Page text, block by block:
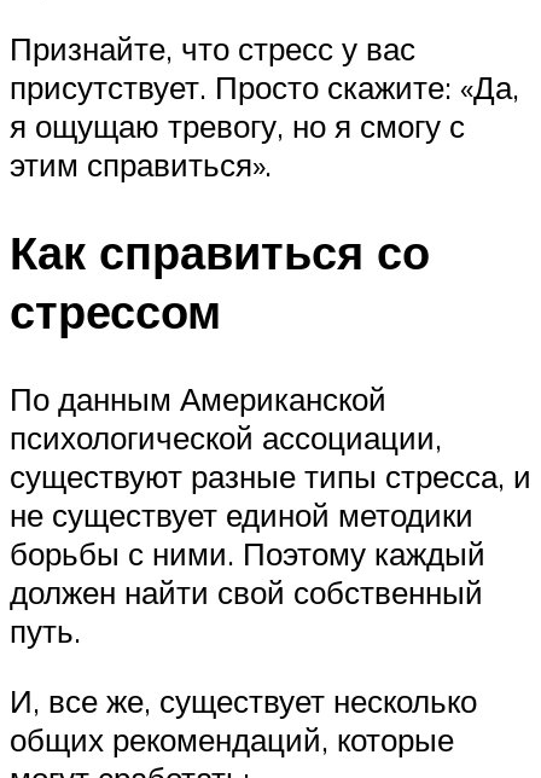
Признайте, что стресс у вас
присутствует. Просто скажите: «Да,
я ощущаю тревогу, но я смогу с
этим справиться».
Как справиться со
стрессом
По данным Американской
психологической ассоциации,
существуют разные типы стресса, и
не существует единой методики
борьбы с ними. Поэтому каждый
должен найти свой собственный
путь.
И, все же, существует несколько
общих рекомендаций, которые